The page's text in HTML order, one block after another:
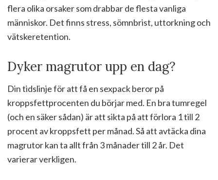
flera olika orsaker som drabbar de flesta vanliga
människor. Det finns stress, sömnbrist, uttorkning och
vätskeretention.
Dyker magrutor upp en dag?
Din tidslinje för att få en sexpack beror på
kroppsfettprocenten du börjar med. En bra tumregel
(och en säker sådan) är att sikta på att förlora 1 till 2
procent av kroppsfett per månad. Så att avtäcka dina
magrutor kan ta allt från 3 månader till 2 år. Det
varierar verkligen.